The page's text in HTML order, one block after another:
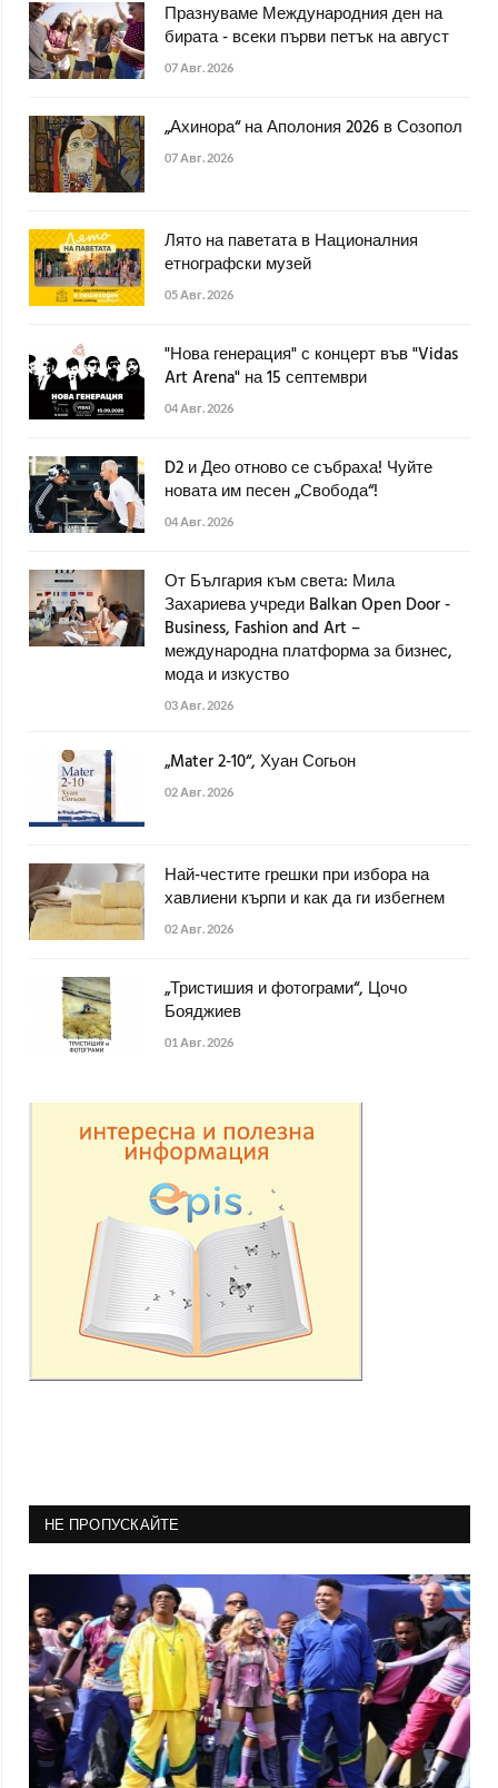
Празнуваме Международния ден на
бирата - всеки първи петък на август
07 Авг. 2026
„Ахинора“ на Аполония 2026 в Созопол
07 Авг. 2026
Лято на паветата в Националния
етнографски музей
05 Авг. 2026
"Нова генерация" с концерт във "Vidas
Art Arena" на 15 септември
04 Авг. 2026
D2 и Део отново се събраха! Чуйте
новата им песен „Свобода“!
04 Авг. 2026
От България към света: Мила
Захариева учреди Balkan Open Door -
Business, Fashion and Art –
международна платформа за бизнес,
мода и изкуство
03 Авг. 2026
„Mater 2-10“, Хуан Согьон
02 Авг. 2026
Най-честите грешки при избора на
хавлиени кърпи и как да ги избегнем
02 Авг. 2026
„Тристишия и фотограми“, Цочо
Бояджиев
01 Авг. 2026
НЕ ПРОПУСКАЙТЕ